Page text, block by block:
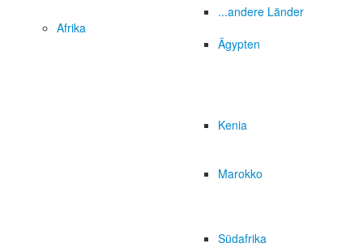
...andere Länder
Afrika
Ägypten
Kenia
Marokko
Südafrika